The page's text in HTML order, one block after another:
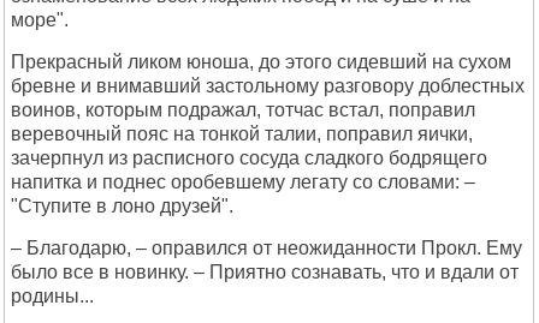
море".
Прекрасный ликом юноша, до этого сидевший на сухом
бревне и внимавший застольному разговору доблестных
воинов, которым подражал, тотчас встал, поправил
веревочный пояс на тонкой талии, поправил яички,
зачерпнул из расписного сосуда сладкого бодрящего
напитка и поднес оробевшему легату со словами: –
"Ступите в лоно друзей".
– Благодарю, – оправился от неожиданности Прокл. Ему
было все в новинку. – Приятно сознавать, что и вдали от
родины...